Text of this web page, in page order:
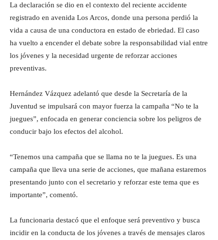
La declaración se dio en el contexto del reciente accidente
registrado en avenida Los Arcos, donde una persona perdió la
vida a causa de una conductora en estado de ebriedad. El caso
ha vuelto a encender el debate sobre la responsabilidad vial entre
los jóvenes y la necesidad urgente de reforzar acciones
preventivas.
Hernández Vázquez adelantó que desde la Secretaría de la
Juventud se impulsará con mayor fuerza la campaña “No te la
juegues”, enfocada en generar conciencia sobre los peligros de
conducir bajo los efectos del alcohol.
“Tenemos una campaña que se llama no te la juegues. Es una
campaña que lleva una serie de acciones, que mañana estaremos
presentando junto con el secretario y reforzar este tema que es
importante”, comentó.
La funcionaria destacó que el enfoque será preventivo y busca
incidir en la conducta de los jóvenes a través de mensajes claros